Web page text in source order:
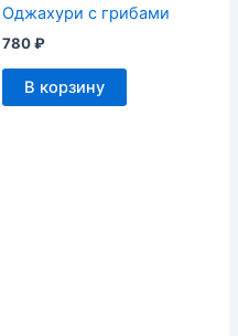
Оджахури с грибами
780₽
В корзину